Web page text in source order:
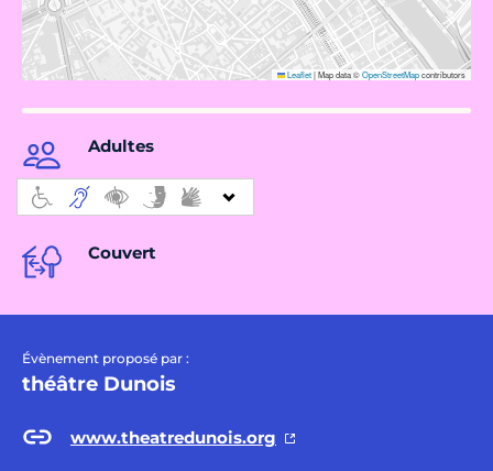
Leaflet|Map data ©OpenStreetMapcontributors
Adultes
Couvert
Évènement proposé par :
théâtre Dunois
www.theatredunois.org